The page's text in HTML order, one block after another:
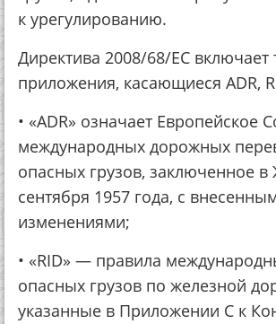
к урегулированию.
Директива 2008/68/ЕС включает
приложения, касающиеся ADR,
• «ADR» означает Европейское
международных дорожных
опасных грузов, заключенное в
сентября 1957 года, с
изменениями;
• «RID» — правила
опасных грузов по железной
указанные в Приложении С к